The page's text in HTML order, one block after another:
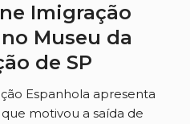
Imigração
Museu da
de SP
Espanhola apresenta
motivou a saída de